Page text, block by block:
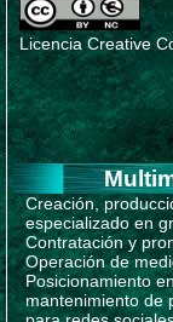
Licencia Creative
Creación,
especializado en
Contratación y
Operación de
Posicionamiento
mantenimiento de